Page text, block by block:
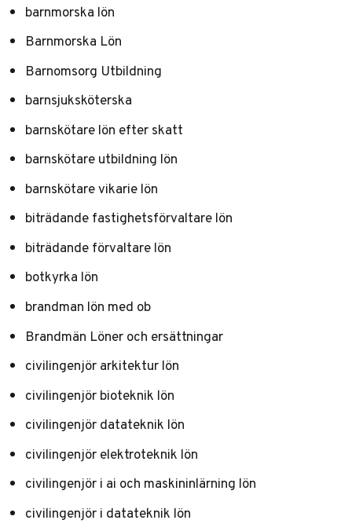
barnmorska lön
Barnmorska Lön
Barnomsorg Utbildning
barnsjuksköterska
barnskötare lön efter skatt
barnskötare utbildning lön
barnskötare vikarie lön
biträdande fastighetsförvaltare lön
biträdande förvaltare lön
botkyrka lön
brandman lön med ob
Brandmän Löner och ersättningar
civilingenjör arkitektur lön
civilingenjör bioteknik lön
civilingenjör datateknik lön
civilingenjör elektroteknik lön
civilingenjör i ai och maskininlärning lön
civilingenjör i datateknik lön